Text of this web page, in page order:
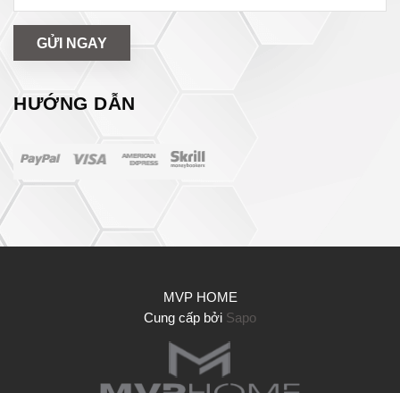
GỬI NGAY
HƯỚNG DẪN
MVP HOME
Cung cấp bởi Sapo